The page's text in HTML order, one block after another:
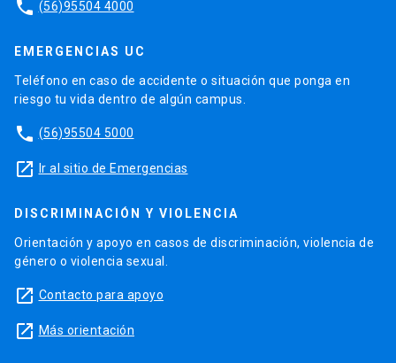
phone (56)95504 4000
EMERGENCIAS UC
Teléfono en caso de accidente o situación que ponga en
riesgo tu vida dentro de algún campus.
phone (56)95504 5000
launch Ir al sitio de Emergencias
DISCRIMINACIÓN Y VIOLENCIA
Orientación y apoyo en casos de discriminación, violencia de
género o violencia sexual.
launch Contacto para apoyo
launch Más orientación